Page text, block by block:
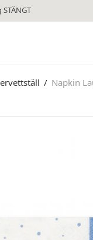
/ Napkin